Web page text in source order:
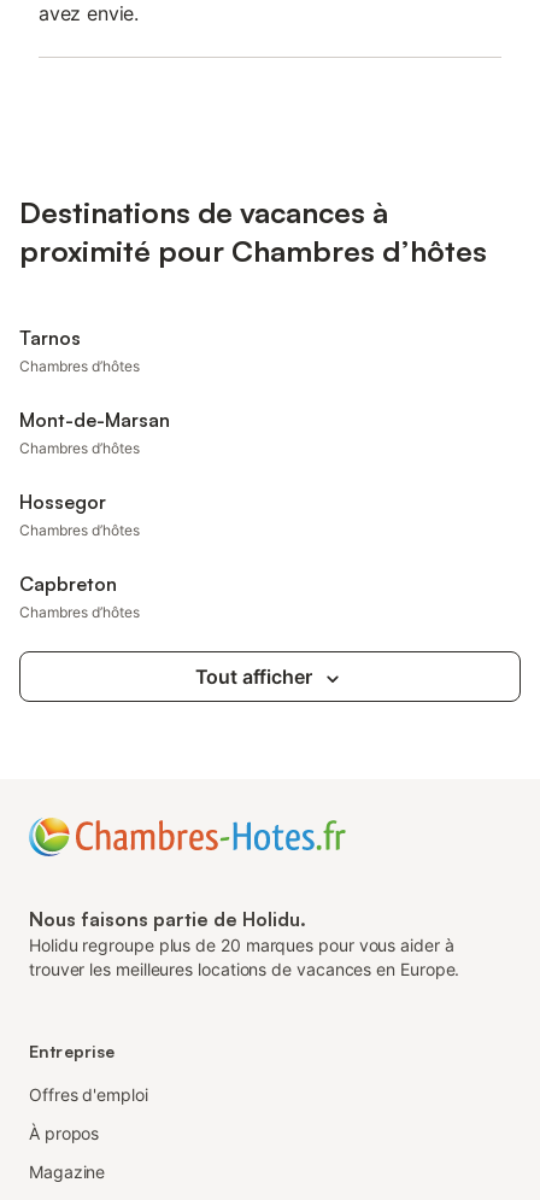
avez envie.
Destinations de vacances à
proximité pour Chambres d’hôtes
Tarnos
Chambres d’hôtes
Mont-de-Marsan
Chambres d’hôtes
Hossegor
Chambres d’hôtes
Capbreton
Chambres d’hôtes
Tout afficher
Nous faisons partie de Holidu.
Holidu regroupe plus de 20 marques pour vous aider à
trouver les meilleures locations de vacances en Europe.
Entreprise
Offres d'emploi
À propos
Magazine